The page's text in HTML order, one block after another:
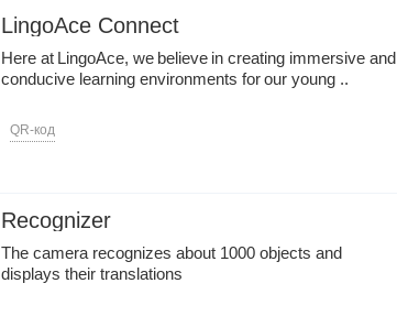
LingoAce Connect
Here at LingoAce, we believe in creating immersive and
conducive learning environments for our young ..
QR-код
Recognizer
The camera recognizes about 1000 objects and
displays their translations